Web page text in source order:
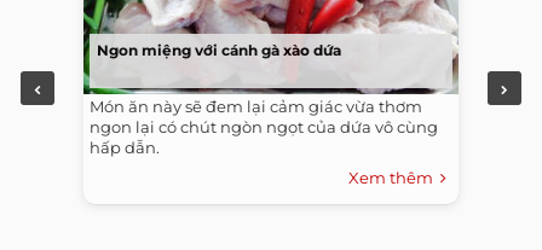
Ngon miệng với cánh gà xào dứa
Món ăn này sẽ đem lại cảm giác vừa thơm
ngon lại có chút ngòn ngọt của dứa vô cùng
hấp dẫn.
Xem thêm